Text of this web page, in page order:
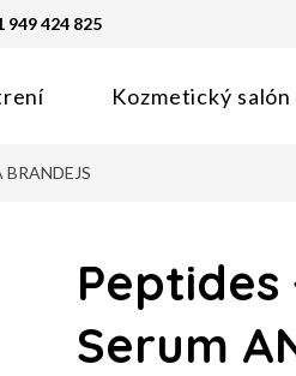
949 424 825
Kozmetický salón
Peptides
Serum